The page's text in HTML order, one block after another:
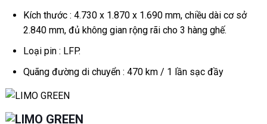
Kích thước : 4.730 x 1.870 x 1.690 mm, chiều dài cơ sở
2.840 mm, đủ không gian rộng rãi cho 3 hàng ghế.
Loại pin : LFP.
Quãng đường di chuyển : 470 km / 1 lần sạc đầy